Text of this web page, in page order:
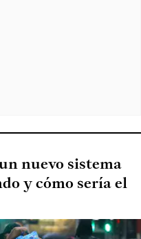
nuevo sistema
y cómo sería el